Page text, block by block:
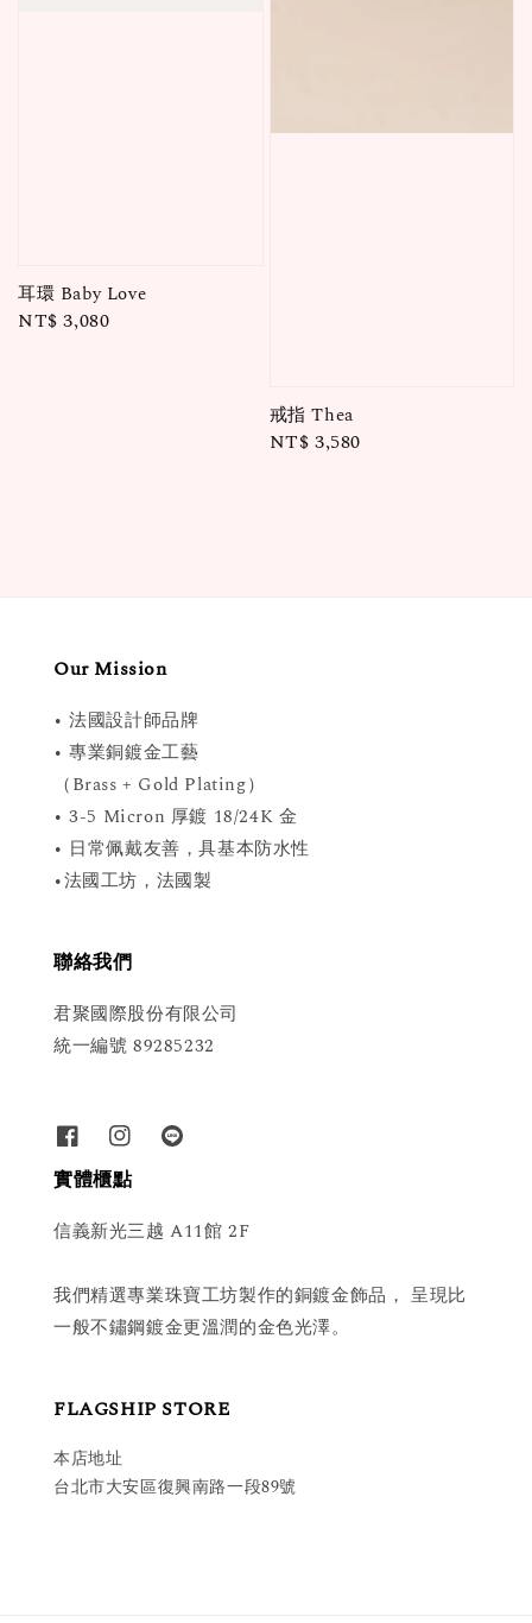
耳環 Baby Love
Regular
NT$ 3,080
戒指 Thea
Regular
NT$ 3,580
Our Mission
• 法國設計師品牌
• 專業銅鍍金工藝
（Brass + Gold Plating）
• 3-5 Micron 厚鍍 18/24K 金
• 日常佩戴友善，具基本防水性
•法國工坊，法國製
聯絡我們
君聚國際股份有限公司
統一編號 89285232
實體櫃點
信義新光三越 A11館 2F
我們精選專業珠寶工坊製作的銅鍍金飾品， 呈現比
一般不鏽鋼鍍金更溫潤的金色光澤。
FLAGSHIP STORE
本店地址
台北市大安區復興南路一段89號